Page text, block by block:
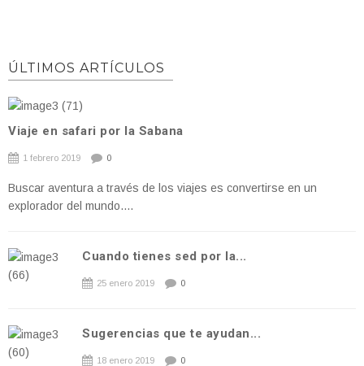
ÚLTIMOS ARTÍCULOS
Viaje en safari por la Sabana
1 febrero 2019 0
Buscar aventura a través de los viajes es convertirse en un
explorador del mundo....
Cuando tienes sed por la...
25 enero 2019 0
Sugerencias que te ayudan...
18 enero 2019 0